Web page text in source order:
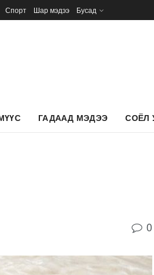
Спорт Шар мэдээ Бусад
ГАДААД МЭДЭЭ СОЁЛ
0